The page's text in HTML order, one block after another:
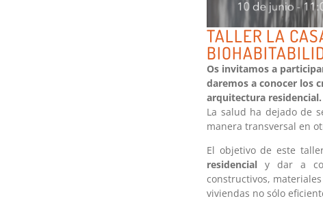
TALLER LA
Os invitamos a
daremos a conocer los
arquitectura residencial.
La salud ha dejado de
manera transversal en
El objetivo de este
residencial y dar a
constructivos,
viviendas no sólo